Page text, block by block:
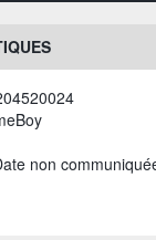
non